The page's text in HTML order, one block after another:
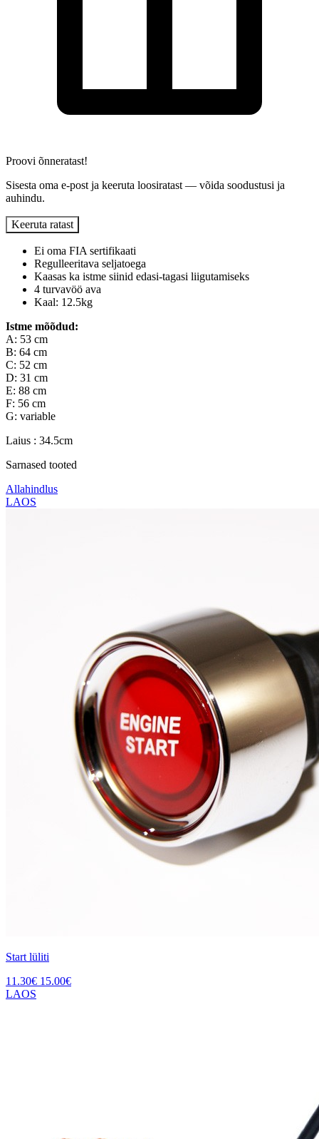
Proovi õnneratast!
Sisesta oma e-post ja keeruta loosiratast — võida soodustusi ja
auhindu.
Keeruta ratast
Ei oma FIA sertifikaati
Regulleeritava seljatoega
Kaasas ka istme siinid edasi-tagasi liigutamiseks
4 turvavöö ava
Kaal: 12.5kg
Istme mõõdud:
A: 53 cm
B: 64 cm
C: 52 cm
D: 31 cm
E: 88 cm
F: 56 cm
G: variable
Laius : 34.5cm
Sarnased tooted
Allahindlus
LAOS
Start lüliti
11.30€ 15.00€
LAOS